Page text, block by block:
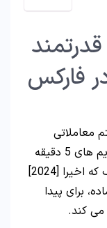
در فارکس
معاملاتی
“، مناسب برای تایم فریم های 5 دقیقه
ای و روزانه طراحی شده است. این تکنیک که اخیرا [2024]
برای پیدا
کند.